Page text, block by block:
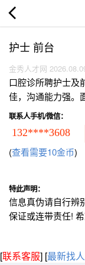
护士 前台
金秀人才网
口腔诊所聘护士及
佳，沟通能力强。
联系人手机/微信：
132****3608
(查看需要10金币)
特此声明：
信息真伪请自行辨
保证或连带责任!
[联系客服] [最新找